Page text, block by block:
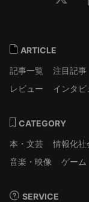
ARTICLE
記事一覧
注目記事
レビュー
インタビ
CATEGORY
本・文芸
情報化社
音楽・映像
ゲーム
SERVICE